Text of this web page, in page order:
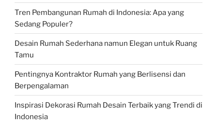
Tren Pembangunan Rumah di Indonesia: Apa yang
Sedang Populer?
Desain Rumah Sederhana namun Elegan untuk Ruang
Tamu
Pentingnya Kontraktor Rumah yang Berlisensi dan
Berpengalaman
Inspirasi Dekorasi Rumah Desain Terbaik yang Trendi di
Indonesia